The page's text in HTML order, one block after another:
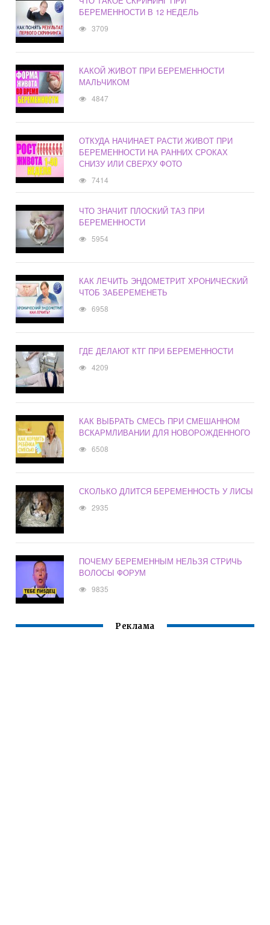
БЕРЕМЕННОСТИ В 12 НЕДЕЛЬ
3709
КАКОЙ ЖИВОТ ПРИ БЕРЕМЕННОСТИ
МАЛЬЧИКОМ
4847
ОТКУДА НАЧИНАЕТ РАСТИ ЖИВОТ ПРИ
БЕРЕМЕННОСТИ НА РАННИХ СРОКАХ
СНИЗУ ИЛИ СВЕРХУ ФОТО
7414
ЧТО ЗНАЧИТ ПЛОСКИЙ ТАЗ ПРИ
БЕРЕМЕННОСТИ
5954
КАК ЛЕЧИТЬ ЭНДОМЕТРИТ ХРОНИЧЕСКИЙ
ЧТОБ ЗАБЕРЕМЕНЕТЬ
6958
ГДЕ ДЕЛАЮТ КТГ ПРИ БЕРЕМЕННОСТИ
4209
КАК ВЫБРАТЬ СМЕСЬ ПРИ СМЕШАННОМ
ВСКАРМЛИВАНИИ ДЛЯ НОВОРОЖДЕННОГО
6508
СКОЛЬКО ДЛИТСЯ БЕРЕМЕННОСТЬ У ЛИСЫ
2935
ПОЧЕМУ БЕРЕМЕННЫМ НЕЛЬЗЯ СТРИЧЬ
ВОЛОСЫ ФОРУМ
9835
Реклама